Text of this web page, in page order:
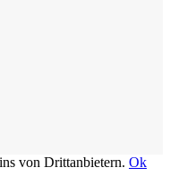
von Drittanbietern. Ok